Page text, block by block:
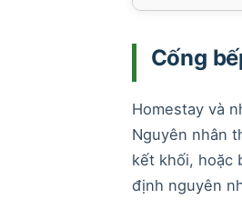
Cống
Homestay và
Nguyên nhân
kết khối, hoặc
định nguyên